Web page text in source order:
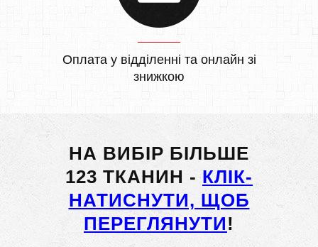
Оплата у відділенні та онлайн зі
знижкою
НА ВИБІР БІЛЬШЕ
123 ТКАНИН - КЛІК-
НАТИСНУТИ, ЩОБ
ПЕРЕГЛЯНУТИ!